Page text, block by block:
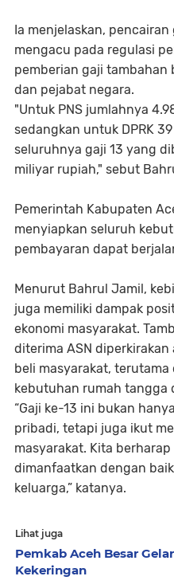
Ia menjelaskan,
mengacu pada regulasi
pemberian gaji tambahan
dan pejabat negara.
"Untuk PNS jumlahnya
sedangkan untuk DPRK
seluruhnya gaji 13 yang
miliyar rupiah," sebut
Pemerintah Kabupaten
menyiapkan seluruh
pembayaran dapat
Menurut Bahrul Jamil,
juga memiliki dampak
ekonomi masyarakat.
diterima ASN
beli masyarakat, terutama
kebutuhan rumah tangga
“Gaji ke-13 ini bukan
pribadi, tetapi juga ikut
masyarakat. Kita
dimanfaatkan dengan
keluarga,” katanya.
Lihat juga
Pemkab Aceh Besar
Kekeringan